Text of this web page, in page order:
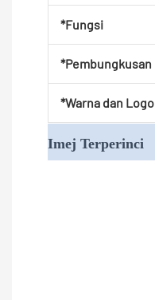
*Fungsi
*Pembungkusan
*Warna dan Logo
Imej Terperinci